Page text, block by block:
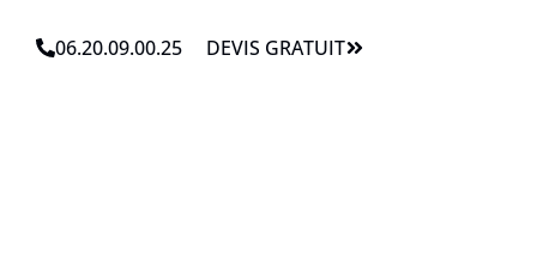
06.20.09.00.25 DEVIS GRATUIT